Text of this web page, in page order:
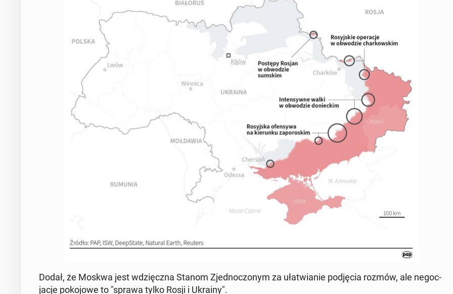
Dodał, że Moskwa jest wdz­ięcz­na Stanom Zjed­noc­zonym za ułatwian­ie pod­ję­cia rozmów, ale ne­goc­
jac­je poko­jowe to "sprawa tylko Rosji i Ukrainy".